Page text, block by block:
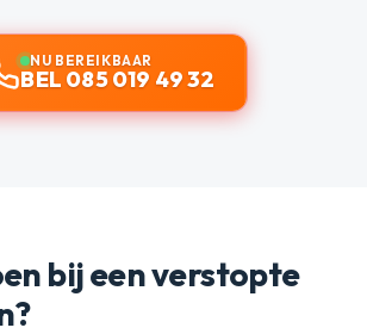
NU BEREIKBAAR
BEL 085 019 49 32
bij een verstopte